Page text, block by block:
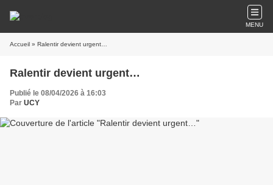
MENU
Accueil » Ralentir devient urgent…
Ralentir devient urgent…
Publié le 08/04/2026 à 16:03
Par UCY